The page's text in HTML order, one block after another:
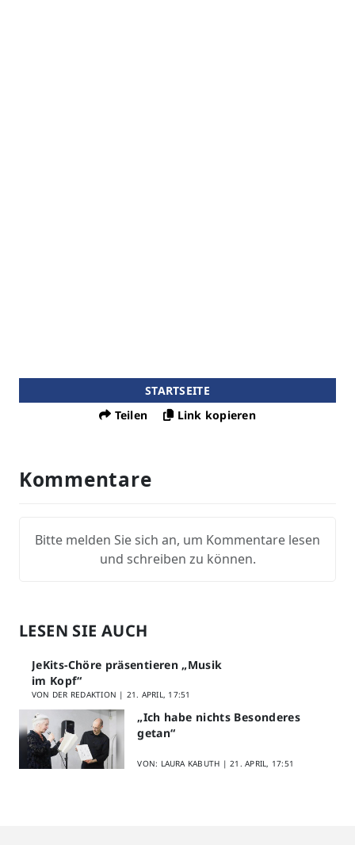
STARTSEITE
Teilen
Link kopieren
Kommentare
Bitte melden Sie sich an, um Kommentare lesen
und schreiben zu können.
LESEN SIE AUCH
JeKits-Chöre präsentieren „Musik
im Kopf“
VON DER REDAKTION | 21. APRIL, 17:51
„Ich habe nichts Besonderes
getan“
VON: LAURA KABUTH |21. APRIL, 17:51